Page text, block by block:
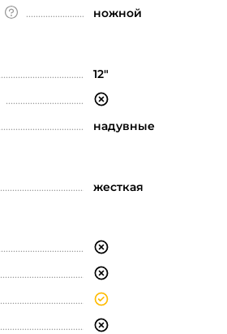
ножной
12"
надувные
жесткая